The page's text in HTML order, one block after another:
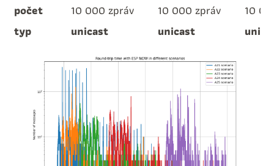
počet
10 000 zpráv 10 000 zpráv
10
typ
unicast unicast